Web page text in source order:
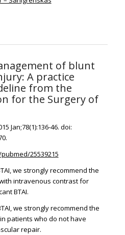
of blunt
A practice
from the
for the Surgery of
Jan;78(1):136-46. doi:
25539215
we strongly recommend the
intravenous contrast for
BTAI.
we strongly recommend the
patients who do not have
repair.